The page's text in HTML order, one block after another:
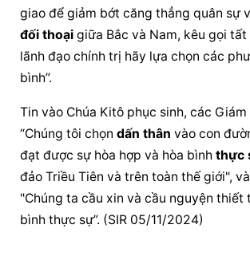
giao để giảm bớt căng thẳng quân sự
đối thoại giữa Bắc và Nam, kêu gọi tất
lãnh đạo chính trị hãy lựa chọn các
bình”.
Tin vào Chúa Kitô phục sinh, các Giám
“Chúng tôi chọn dấn thân vào con
đạt được sự hòa hợp và hòa bình thực
đảo Triều Tiên và trên toàn thế giới",
"Chúng ta cầu xin và cầu nguyện thiết
bình thực sự”. (SIR 05/11/2024)